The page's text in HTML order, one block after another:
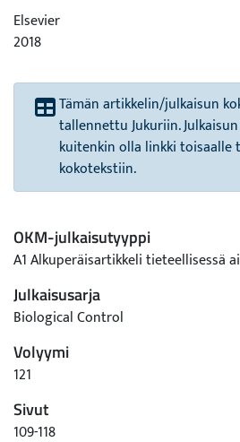
Elsevier
2018
Tämän artikkelin/julkaisun
tallennettu Jukuriin.
kuitenkin olla linkki
kokotekstiin.
OKM-julkaisutyyppi
A1 Alkuperäisartikkeli tieteellisessä
Julkaisusarja
Biological Control
Volyymi
121
Sivut
109-118